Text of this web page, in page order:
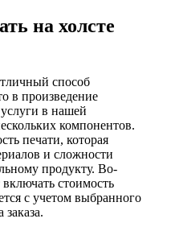
на холсте
способ
в произведение
в нашей
компонентов.
печати, которая
и сложности
продукту. Во-
стоимость
с учетом выбранного